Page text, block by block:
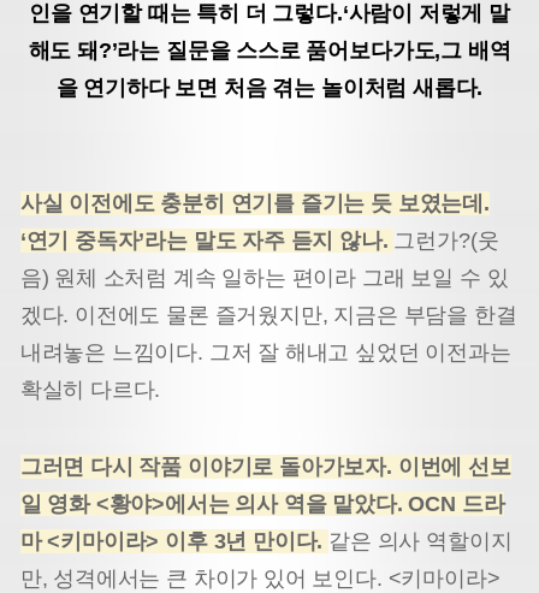
인을 연기할 때는 특히 더 그렇다.‘사람이 저렇게 말
해도 돼?’라는 질문을 스스로 품어보다가도,그 배역
을 연기하다 보면 처음 겪는 놀이처럼 새롭다.
사실 이전에도 충분히 연기를 즐기는 듯 보였는데.
‘연기 중독자’라는 말도 자주 듣지 않나. 그런가?(웃
음) 원체 소처럼 계속 일하는 편이라 그래 보일 수 있
겠다. 이전에도 물론 즐거웠지만, 지금은 부담을 한결
내려놓은 느낌이다. 그저 잘 해내고 싶었던 이전과는
확실히 다르다.
그러면 다시 작품 이야기로 돌아가보자. 이번에 선보
일 영화 <황야>에서는 의사 역을 맡았다. OCN 드라
마 <키마이라> 이후 3년 만이다. 같은 의사 역할이지
만, 성격에서는 큰 차이가 있어 보인다. <키마이라>